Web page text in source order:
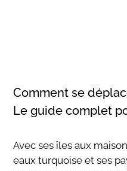
Comment se
Le guide complet
Avec ses îles aux
eaux turquoise et ses